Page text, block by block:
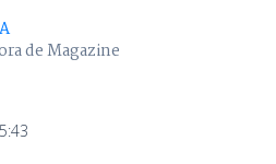
de Magazine